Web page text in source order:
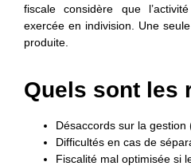
fiscale considère que
exercée en indivision. Une
produite.
Quels sont les
Désaccords sur la
Difficultés en cas de
Fiscalité mal optimisée si